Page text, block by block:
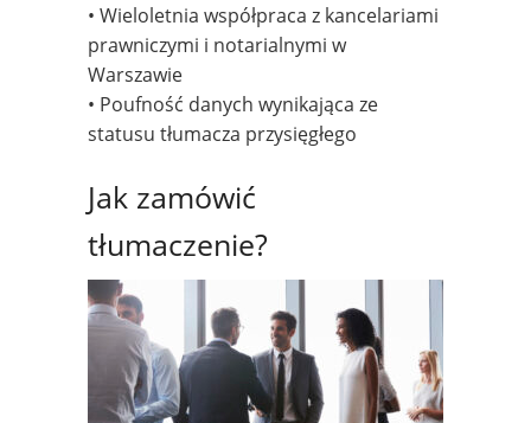
• Wieloletnia współpraca z kancelariami
prawniczymi i notarialnymi w
Warszawie
• Poufność danych wynikająca ze
statusu tłumacza przysięgłego
Jak zamówić
tłumaczenie?